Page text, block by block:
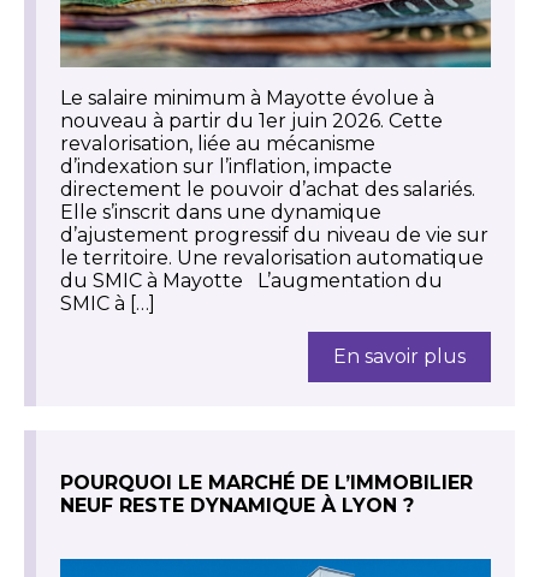
Le salaire minimum à Mayotte évolue à
nouveau à partir du 1er juin 2026. Cette
revalorisation, liée au mécanisme
d’indexation sur l’inflation, impacte
directement le pouvoir d’achat des salariés.
Elle s’inscrit dans une dynamique
d’ajustement progressif du niveau de vie sur
le territoire. Une revalorisation automatique
du SMIC à Mayotte L’augmentation du
SMIC à […]
En savoir plus
POURQUOI LE MARCHÉ DE L’IMMOBILIER
NEUF RESTE DYNAMIQUE À LYON ?